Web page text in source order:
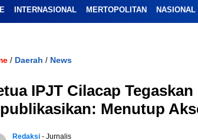
INTERNASIONAL MERTOPOLITAN NASIONAL
/ Daerah / News
IPJT Cilacap
Menutup
Redaksi - Jurnalis